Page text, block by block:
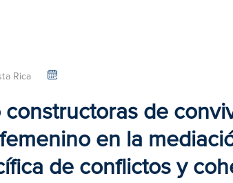
Rica
constructoras de
en la
de conflictos y